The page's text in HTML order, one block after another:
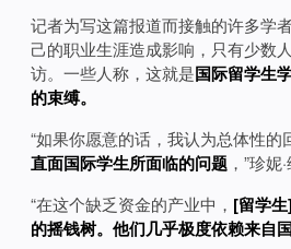
记者为写这篇报道而接触的许多学
己的职业生涯造成影响，只有少数
访。一些人称，这就是国际留学生
的束缚。
“如果你愿意的话，我认为总体性的
直面国际学生所面临的问题 ，”珍妮
“在这个缺乏资金的产业中， [留学
的摇钱树。他们几乎极度依赖来自